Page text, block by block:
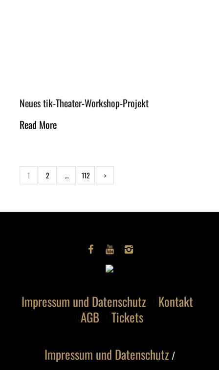
Neues tik-Theater-Workshop-Projekt
Read More
1 2 … 112
Impressum und Datenschutz
Kontakt
AGB
Tickets
Impressum und Datenschutz /